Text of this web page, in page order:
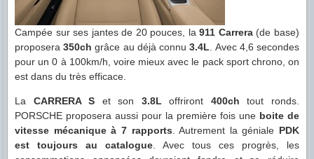
Campée sur ses jantes de 20 pouces, la 911 Carrera(de base)
proposera350ch grâce au déjà connu 3.4L . Avec 4,6 secondes
pour un 0 à 100km/h, voire mieux avec le pack sport chrono, on
est dans du très efficace.
La CARRERA S et son 3.8L offriront 400ch tout ronds.
PORSCHE proposera aussi pour la première fois une boite de
vitesse mécanique à 7 rapports . Autrement la géniale PDK
est toujours au catalogue . Avec tous ces progrès, les